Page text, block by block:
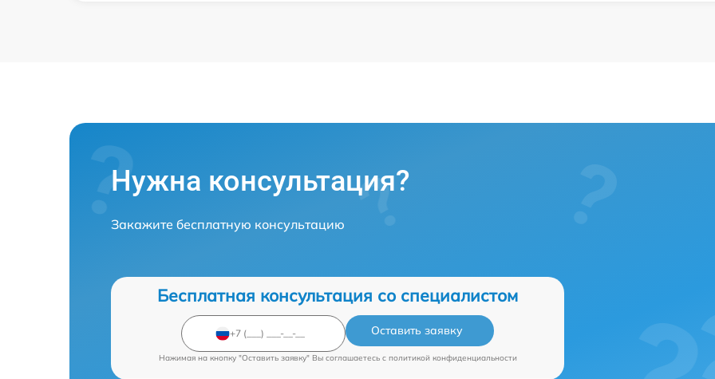
Нужна консультация?
Закажите бесплатную консультацию
Бесплатная консультация со специалистом
Оставить заявку
Нажимая на кнопку "Оставить заявку" Вы соглашаетесь c политикой конфиденциальности